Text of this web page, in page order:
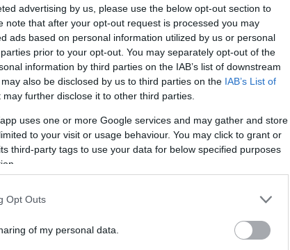
advertising by us, please use the below opt-out section to
note that after your opt-out request is processed you may
ads based on personal information utilized by us or personal
prior to your opt-out. You may separately opt-out of the
information by third parties on the IAB’s list of downstream
also be disclosed by us to third parties on the IAB’s List of
may further disclose it to other third parties.
uses one or more Google services and may gather and store
to your visit or usage behaviour. You may click to grant or
third-party tags to use your data for below specified purposes
Opt Outs
of my personal data.
Bejegyzések